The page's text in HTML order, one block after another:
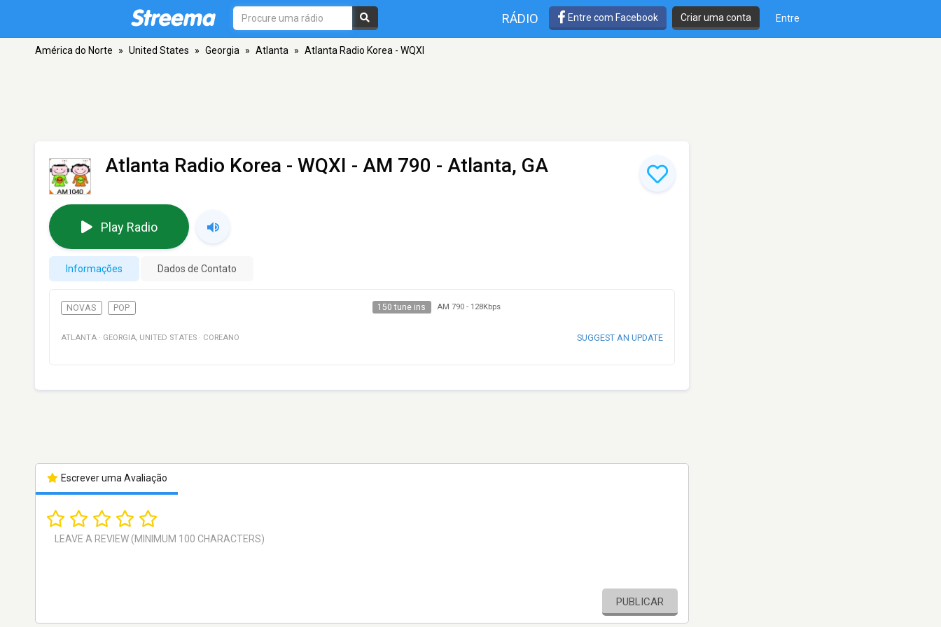
RÁDIO Entre com Facebook Criar uma conta Entre
América do Norte » United States » Georgia » Atlanta » Atlanta Radio Korea - WQXI
Atlanta Radio Korea - WQXI - AM 790 - Atlanta, GA
Play Radio
Informações Dados de Contato
NOVAS POP 150 tune ins AM 790- 128Kbps
ATLANTA · GEORGIA, UNITED STATES · COREANO SUGGEST AN UPDATE
Escrever uma Avaliação
PUBLICAR